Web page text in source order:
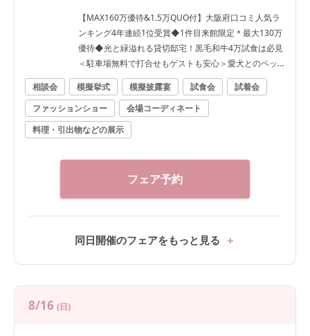
【MAX160万優待&1.5万QUO付】大阪府口コミ人気ラ
ンキング4年連続1位受賞◆1件目来館限定＊最大130万
優待◆光と緑溢れる貸切邸宅！黒毛和牛4万試食は必見
＜駐車場無料で打合せもゲストも安心＞愛犬とのペッ
ト婚人気！
相談会 模擬挙式 模擬披露宴 試食会
試着会
ファッションショー
会場コーディネート
料理・引出物などの展示
フェア予約
同日開催のフェアをもっと見る
8/16 (日)